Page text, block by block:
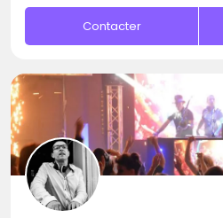
Contacter